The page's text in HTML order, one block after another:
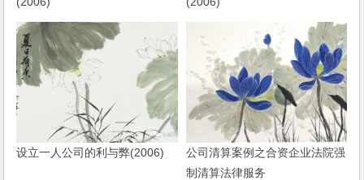
设立一人公司的利与弊(2006)
公司清算案例之合资企业法院强
制清算法律服务